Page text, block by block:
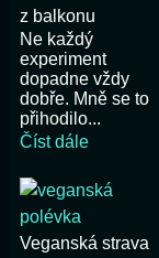
z balkonu
Ne každý
experiment
dopadne vždy
dobře. Mně se to
přihodilo...
Číst dále
Veganská strava